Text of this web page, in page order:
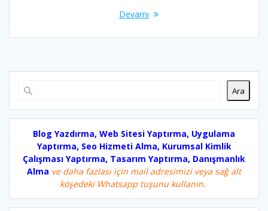
Devamı
Ara
Blog Yazdırma, Web Sitesi Yaptırma, Uygulama
Yaptırma, Seo Hizmeti Alma, Kurumsal Kimlik
Çalışması Yaptırma, Tasarım Yaptırma, Danışmanlık
Alma ve daha fazlası için mail adresimizi veya sağ alt
köşedeki Whatsapp tuşunu kullanın.